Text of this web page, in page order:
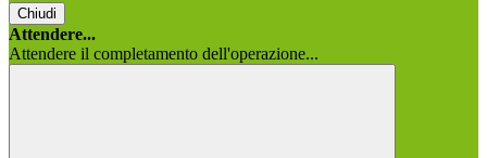
Chiudi
Attendere...
Attendere il completamento dell'operazione...